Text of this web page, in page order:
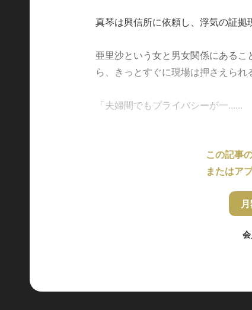
真琴は興信所に依頼し、浮気の証拠
亜里沙という女と男女関係にある
ら、きっとすぐに現場は押さえられ
「夫婦間でもプライバシーが一......
この記事
またはア